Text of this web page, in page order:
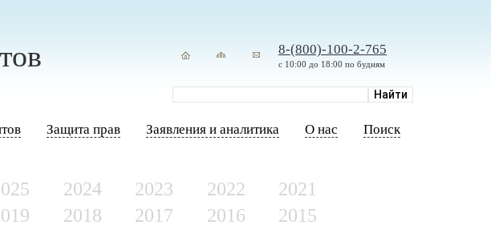
8-(800)-100-2-765
с 10:00 до 18:00 по будням
Защита прав Заявления и аналитика О нас Поиск
2024 2023 2022
2021
2018 2017 2016
2015